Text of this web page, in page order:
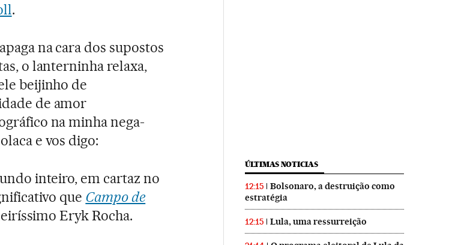
.
na cara dos supostos
o lanterninha relaxa,
beijinho de
de amor
na minha nega-
e vos digo:
inteiro, em cartaz no
que Campo de
Eryk Rocha.
ÚLTIMAS NOTICIAS
12:15
Bolsonaro, a destruição como
estratégia
12:15 Lula, uma ressurreição